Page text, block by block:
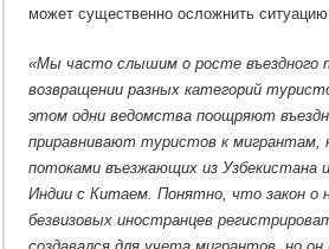
может существенно осложнить
«Мы часто слышим о росте въездного
возвращении разных категорий
этом одни ведомства поощряют
приравнивают туристов к мигрантам,
потоками въезжающих из Узбекистана
Индии с Китаем. Понятно, что закон о
безвизовых иностранцев